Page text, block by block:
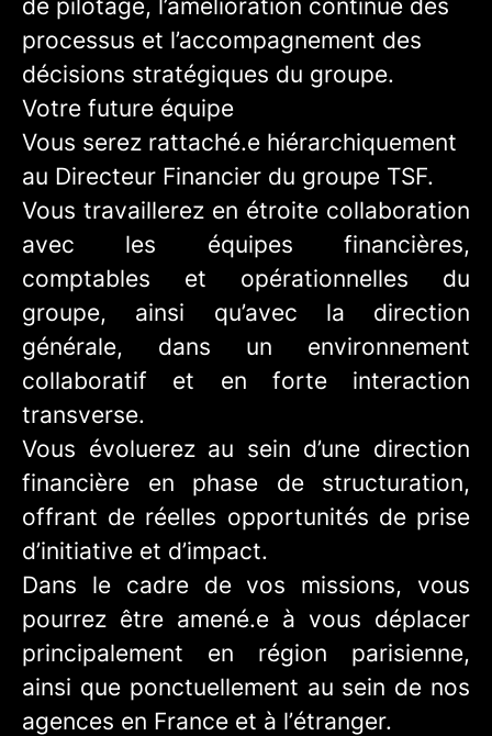
de pilotage, l’amélioration continue des
processus et l’accompagnement des
décisions stratégiques du groupe.
Votre future équipe
Vous serez rattaché.e hiérarchiquement
au Directeur Financier du groupe TSF.
Vous travaillerez en étroite collaboration
avec les équipes financières,
comptables et opérationnelles du
groupe, ainsi qu’avec la direction
générale, dans un environnement
collaboratif et en forte interaction
transverse.
Vous évoluerez au sein d’une direction
financière en phase de structuration,
offrant de réelles opportunités de prise
d’initiative et d’impact.
Dans le cadre de vos missions, vous
pourrez être amené.e à vous déplacer
principalement en région parisienne,
ainsi que ponctuellement au sein de nos
agences en France et à l’étranger.